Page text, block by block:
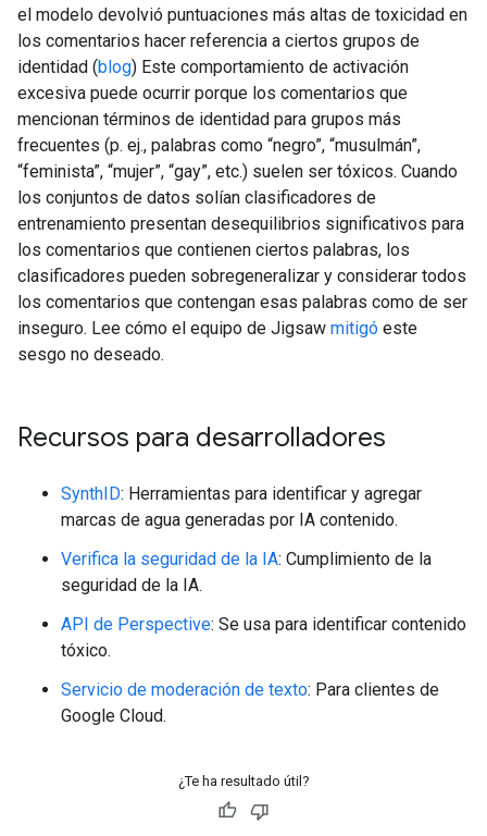
el modelo devolvió puntuaciones más altas de toxicidad en
los comentarios hacer referencia a ciertos grupos de
identidad (blog) Este comportamiento de activación
excesiva puede ocurrir porque los comentarios que
mencionan términos de identidad para grupos más
frecuentes (p. ej., palabras como “negro”, “musulmán”,
“feminista”, “mujer”, “gay”, etc.) suelen ser tóxicos. Cuando
los conjuntos de datos solían clasificadores de
entrenamiento presentan desequilibrios significativos para
los comentarios que contienen ciertos palabras, los
clasificadores pueden sobregeneralizar y considerar todos
los comentarios que contengan esas palabras como de ser
inseguro. Lee cómo el equipo de Jigsaw mitigó este
sesgo no deseado.
Recursos para desarrolladores
SynthID: Herramientas para identificar y agregar
marcas de agua generadas por IA contenido.
Verifica la seguridad de la IA: Cumplimiento de la
seguridad de la IA.
API de Perspective: Se usa para identificar contenido
tóxico.
Servicio de moderación de texto: Para clientes de
Google Cloud.
¿Te ha resultado útil?